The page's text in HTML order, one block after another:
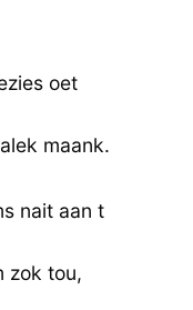
oet
maank.
nait aan t
zok tou,